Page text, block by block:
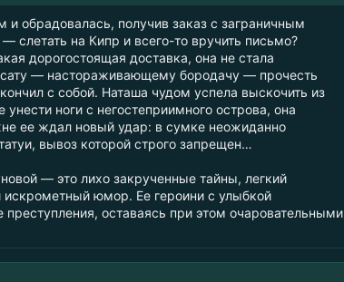
обрадовалась, получив заказ с заграничным
слетать на Кипр и всего-то вручить письмо?
дорогостоящая доставка, она не стала
— настораживающему бородачу — прочесть
с собой. Наташа чудом успела выскочить из
ноги с негостеприимного острова, она
ее ждал новый удар: в сумке неожиданно
вывоз которой строго запрещен…
— это лихо закрученные тайны, легкий
юмор. Ее героини с улыбкой
оставаясь при этом очаровательными